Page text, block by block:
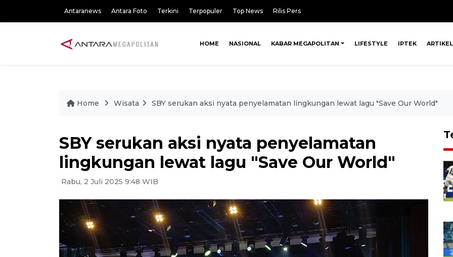
Antaranews Antara Foto Terkini Terpopuler Top News Rilis Pers
HOME NASIONAL KABAR MEGAPOLITAN LIFESTYLE IPTEK ARTIKEL
Home Wisata SBY serukan aksi nyata penyelamatan lingkungan lewat lagu "Save Our World"
SBY serukan aksi nyata penyelamatan
lingkungan lewat lagu "Save Our World"
Rabu, 2 Juli 2025 9:48 WIB